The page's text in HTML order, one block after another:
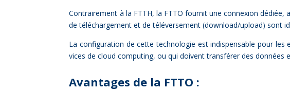
Contrai­re­ment à la FTTH, la FTTO four­nit une connexion dé­diée,
de té­lé­char­ge­ment et de té­lé­ver­se­ment (download/upload) sont
La confi­gu­ra­tion de cette tech­no­lo­gie est in­dis­pen­sable pour
vices de cloud com­pu­ting, ou qui doivent trans­fé­rer des don­nées
Avan­tages de la FTTO :